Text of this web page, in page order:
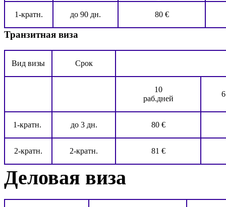
1-кратн. до 90 дн. 80 €
Транзитная виза
Вид визы Срок
10
раб.дней
1-кратн. до 3 дн. 80 €
2-кратн. 2-кратн. 81 €
Деловая виза